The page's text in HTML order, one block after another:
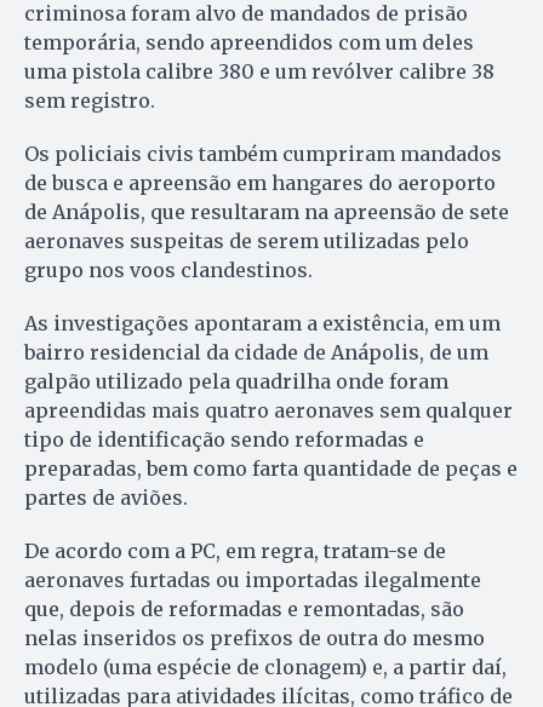
criminosa foram alvo de mandados de prisão
temporária, sendo apreendidos com um deles
uma pistola calibre 380 e um revólver calibre 38
sem registro.
Os policiais civis também cumpriram mandados
de busca e apreensão em hangares do aeroporto
de Anápolis, que resultaram na apreensão de sete
aeronaves suspeitas de serem utilizadas pelo
grupo nos voos clandestinos.
As investigações apontaram a existência, em um
bairro residencial da cidade de Anápolis, de um
galpão utilizado pela quadrilha onde foram
apreendidas mais quatro aeronaves sem qualquer
tipo de identificação sendo reformadas e
preparadas, bem como farta quantidade de peças e
partes de aviões.
De acordo com a PC, em regra, tratam-se de
aeronaves furtadas ou importadas ilegalmente
que, depois de reformadas e remontadas, são
nelas inseridos os prefixos de outra do mesmo
modelo (uma espécie de clonagem) e, a partir daí,
utilizadas para atividades ilícitas, como tráfico de